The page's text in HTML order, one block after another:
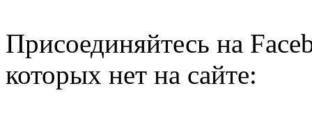
Присоединяйтесь на
которых нет на сайте: